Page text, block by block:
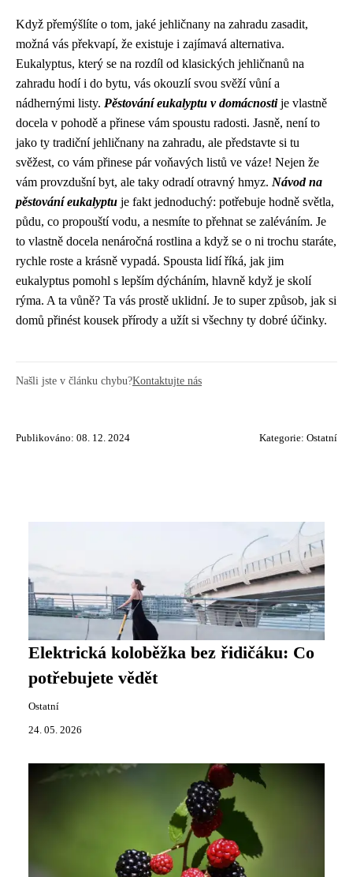
Když přemýšlíte o tom, jaké jehličnany na zahradu zasadit,
možná vás překvapí, že existuje i zajímavá alternativa.
Eukalyptus, který se na rozdíl od klasických jehličnanů na
zahradu hodí i do bytu, vás okouzlí svou svěží vůní a
nádhernými listy. Pěstování eukalyptu v domácnostije vlastně
docela v pohodě a přinese vám spoustu radosti. Jasně, není to
jako ty tradiční jehličnany na zahradu, ale představte si tu
svěžest, co vám přinese pár voňavých listů ve váze! Nejen že
vám provzdušní byt, ale taky odradí otravný hmyz. Návod na
pěstování eukalyptu je fakt jednoduchý: potřebuje hodně světla,
půdu, co propouští vodu, a nesmíte to přehnat se zaléváním. Je
to vlastně docela nenáročná rostlina a když se o ni trochu staráte,
rychle roste a krásně vypadá. Spousta lidí říká, jak jim
eukalyptus pomohl s lepším dýcháním, hlavně když je skolí
rýma. A ta vůně? Ta vás prostě uklidní. Je to super způsob, jak si
domů přinést kousek přírody a užít si všechny ty dobré účinky.
Našli jste v článku chybu?Kontaktujte nás
Publikováno: 08. 12. 2024 Kategorie: Ostatní
Elektrická koloběžka bez řidičáku: Co
potřebujete vědět
Ostatní
24. 05. 2026